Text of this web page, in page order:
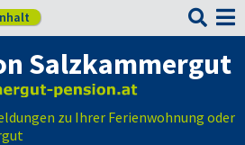

Salzkammergut
zu Ihrer Ferienwohnung oder